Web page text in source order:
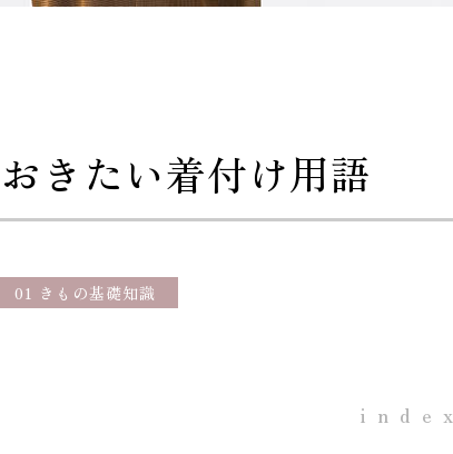
きたい着付け用語
01 きもの基礎知識
index